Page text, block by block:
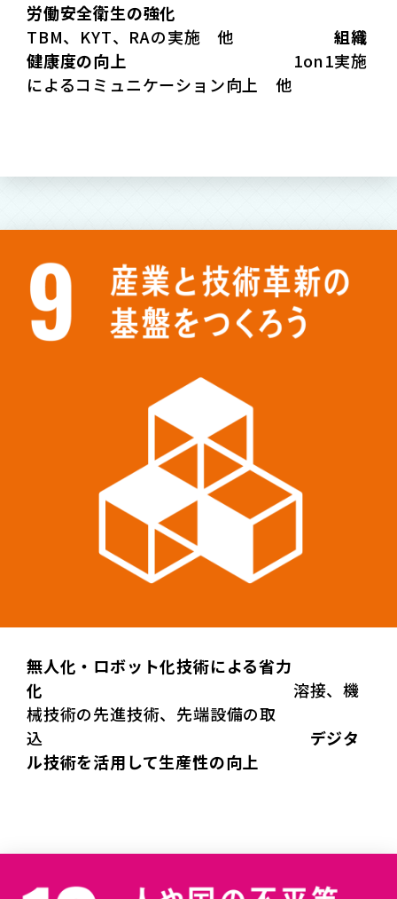
労働安全衛生の強化
TBM、KYT、RAの実施 他 組織
健康度の向上 1on1実施
によるコミュニケーション向上 他
無人化・ロボット化技術による省力
化
溶接、機
械技術の先進技術、先端設備の取
込 デジタ
ル技術を活用して生産性の向上